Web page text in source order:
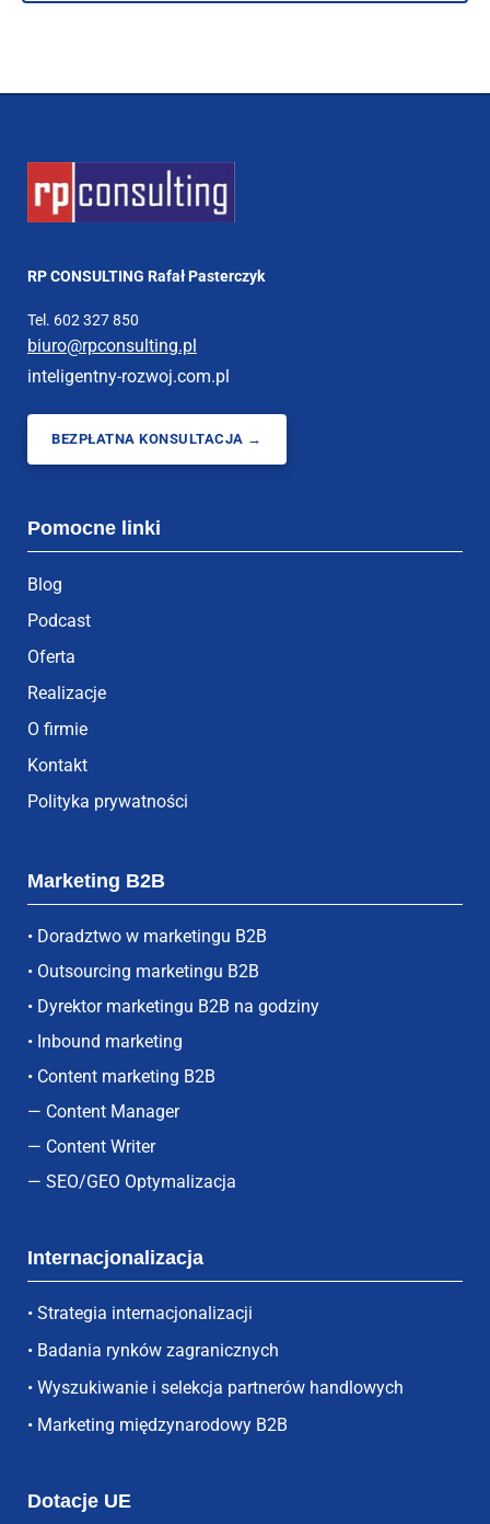
RP CONSULTING Rafał Pasterczyk
Tel. 602 327 850
biuro@rpconsulting.pl
inteligentny-rozwoj.com.pl
BEZPŁATNA KONSULTACJA →
Pomocne linki
Blog
Podcast
Oferta
Realizacje
O firmie
Kontakt
Polityka prywatności
Marketing B2B
• Doradztwo w marketingu B2B
• Outsourcing marketingu B2B
• Dyrektor marketingu B2B na godziny
• Inbound marketing
• Content marketing B2B
— Content Manager
— Content Writer
— SEO/GEO Optymalizacja
Internacjonalizacja
• Strategia internacjonalizacji
• Badania rynków zagranicznych
• Wyszukiwanie i selekcja partnerów handlowych
• Marketing międzynarodowy B2B
Dotacje UE